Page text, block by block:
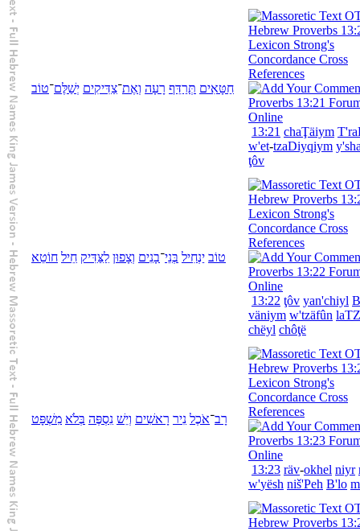
חַטָּאִים תְּרַדֵּף רָעָה וְאֶת־צַדִּיקִים יְשַׁלֶּם־טוֹב
13:21 chaŢäiym
w'et-tzaDiyqiym
ţôv
טוֹב יַנְחִיל בְּנֵי־בָנִים וְצָפוּן לַצַּדִּיק חֵיל חוֹטֵא
13:22 ţôv yan'chiyl
väniym w'tzäfûn la
chëyl chôţë
רָב־אֹכֶל נִיר רָאשִׁים וְיֵשׁ נִסְפֶּה בְּלֹא מִשְׁפָּט
13:23 räv-okhel niyr
w'yësh niš'Peh B'lo